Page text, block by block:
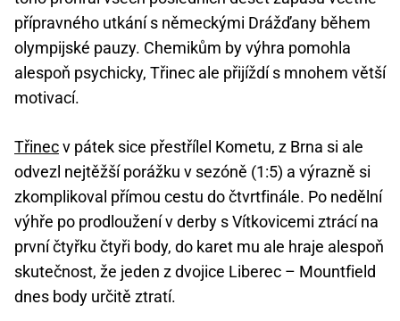
přípravného utkání s německými Drážďany během
olympijské pauzy. Chemikům by výhra pomohla
alespoň psychicky, Třinec ale přijíždí s mnohem větší
motivací.
Třinecv pátek sice přestřílel Kometu, z Brna si ale
odvezl nejtěžší porážku v sezóně (1:5) a výrazně si
zkomplikoval přímou cestu do čtvrtfinále. Po nedělní
výhře po prodloužení v derby s Vítkovicemi ztrácí na
první čtyřku čtyři body, do karet mu ale hraje alespoň
skutečnost, že jeden z dvojice Liberec – Mountfield
dnes body určitě ztratí.